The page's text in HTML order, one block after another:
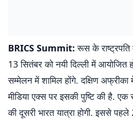
BRICS Summit:रूस के राष्ट्रपति
13 सितंबर को नयी दिल्ली में आयोजित
सम्मेलन में शामिल होंगे. दक्षिण
मीडिया एक्स पर इसकी पुष्टि की है. एक
की दूसरी भारत यात्रा होगी. इससे